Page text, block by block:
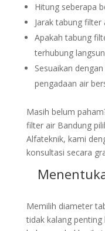
Hitung seberapa
Jarak tabung filter
Apakah tabung
terhubung
Sesuaikan
pengadaan air
Masih belum
filter air Bandung
Alfateknik, kami
konsultasi secara
Memilih diameter
tidak kalang